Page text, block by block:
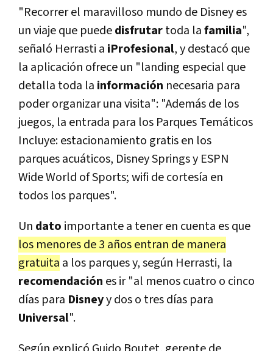
"Recorrer el maravilloso mundo de Disney es
un viaje que puededisfrutartoda lafamilia",
señaló Herrasti a iProfesional, y destacó que
la aplicación ofrece un "landing especial que
detalla toda la información necesaria para
poder organizar una visita": "Además de los
juegos, la entrada para los Parques Temáticos
Incluye: estacionamiento gratis en los
parques acuáticos, Disney Springs y ESPN
Wide World of Sports; wifi de cortesía en
todos los parques".
Un dato importante a tener en cuenta es que
los menores de 3 años entran de manera
gratuita a los parques y, según Herrasti, la
recomendación es ir "al menos cuatro o cinco
días para Disneyy dos o tres días para
Universal".